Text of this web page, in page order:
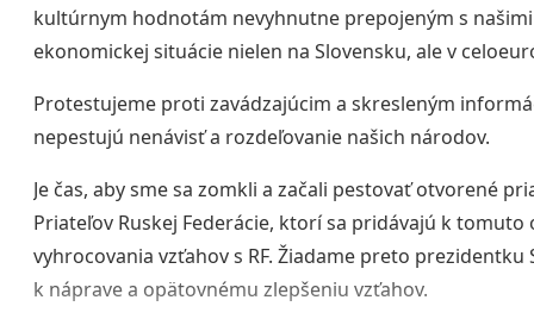
kultúrnym hodnotám nevyhnutne prepojeným s
ekonomickej situácie nielen na Slovensku, ale v
Protestujeme proti zavádzajúcim a skresleným
nepestujú nenávisť a rozdeľovanie našich národov.
Je čas, aby sme sa zomkli a začali pestovať otvorené
Priateľov Ruskej Federácie, ktorí sa pridávajú k
vyhrocovania vzťahov s RF. Žiadame preto
k náprave a opätovnému zlepšeniu vzťahov.